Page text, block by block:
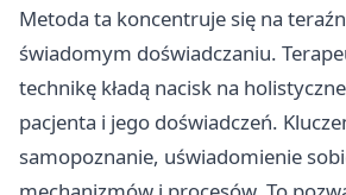
Metoda ta koncentruje się na
świadomym doświadczaniu.
technikę kładą nacisk na
pacjenta i jego doświadczeń.
samopoznanie, uświadomienie